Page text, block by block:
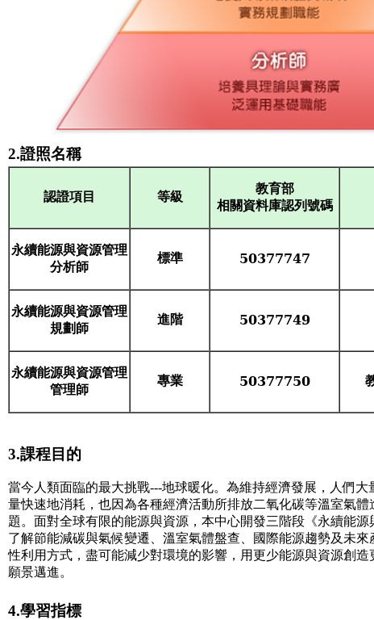
2.證照名稱
認證項目 等級
教育部
相關資料庫認列號碼
永續能源與資源管理
分析師
標準 50377747
永續能源與資源管理
規劃師
進階 50377749
永續能源與資源管理
管理師
專業 50377750
3.課程目的
當今人類面臨的最大挑戰---地球暖化。為維持經濟發展，人們
量快速地消耗，也因為各種經濟活動所排放二氧化碳等溫室氣
題。面對全球有限的能源與資源，本中心開發三階段《永續能
了解節能減碳與氣候變遷、溫室氣體盤查、國際能源趨勢及未
性利用方式，盡可能減少對環境的影響，用更少能源與資源創
願景邁進。
4.學習指標